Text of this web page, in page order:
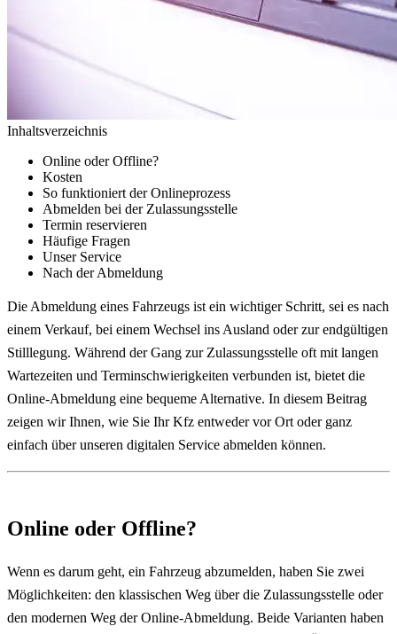
Inhaltsverzeichnis
Online oder Offline?
Kosten
So funktioniert der Onlineprozess
Abmelden bei der Zulassungsstelle
Termin reservieren
Häufige Fragen
Unser Service
Nach der Abmeldung
Die Abmeldung eines Fahrzeugs ist ein wichtiger Schritt, sei es nach
einem Verkauf, bei einem Wechsel ins Ausland oder zur endgültigen
Stilllegung. Während der Gang zur Zulassungsstelle oft mit langen
Wartezeiten und Terminschwierigkeiten verbunden ist, bietet die
Online-Abmeldung eine bequeme Alternative. In diesem Beitrag
zeigen wir Ihnen, wie Sie Ihr Kfz entweder vor Ort oder ganz
einfach über unseren digitalen Service abmelden können.
Online oder Offline?
Wenn es darum geht, ein Fahrzeug abzumelden, haben Sie zwei
Möglichkeiten: den klassischen Weg über die Zulassungsstelle oder
den modernen Weg der Online-Abmeldung. Beide Varianten haben